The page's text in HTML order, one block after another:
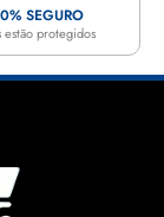
SEGURO
estão protegidos